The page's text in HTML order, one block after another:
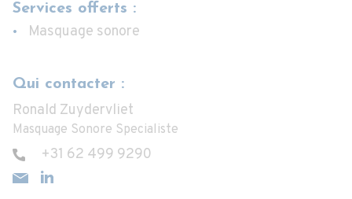
Services offerts :
Masquage sonore
Qui contacter :
Ronald Zuydervliet
Masquage Sonore Specialiste
+31 62 499 9290